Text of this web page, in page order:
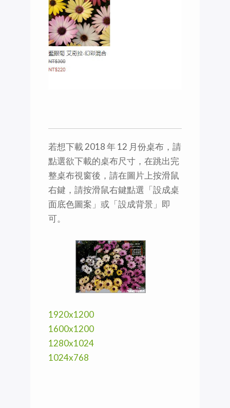
若想下載 2018 年 12 月份桌布，請
點選欲下載的桌布尺寸，在跳出完
整桌布視窗後，請在圖片上按滑鼠
右鍵，請按滑鼠右鍵點選「設成桌
面底色圖案」或「設成背景」即
可。
1920x1200
1600x1200
1280x1024
1024x768